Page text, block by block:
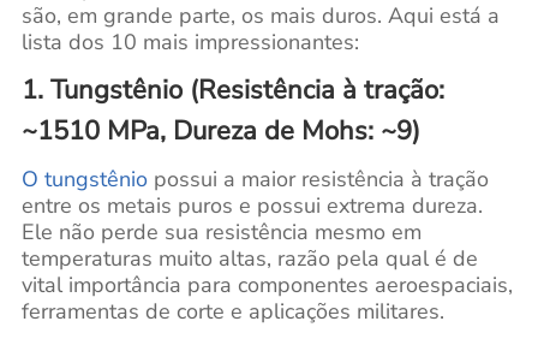
são, em grande parte, os mais duros. Aqui está a
lista dos 10 mais impressionantes:
1. Tungstênio (Resistência à tração:
~1510 MPa, Dureza de Mohs: ~9)
O tungstêniopossui a maior resistência à tração
entre os metais puros e possui extrema dureza.
Ele não perde sua resistência mesmo em
temperaturas muito altas, razão pela qual é de
vital importância para componentes aeroespaciais,
ferramentas de corte e aplicações militares.